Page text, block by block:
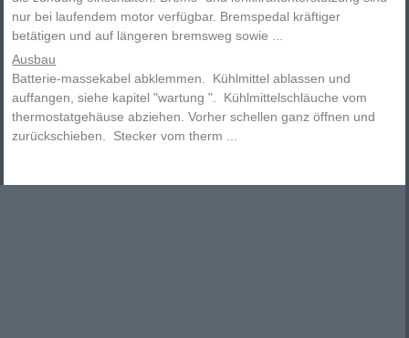
nur bei laufendem motor verfügbar. Bremspedal kräftiger
betätigen und auf längeren bremsweg sowie ...
Ausbau
Batterie-massekabel abklemmen. Kühlmittel ablassen und
auffangen, siehe kapitel "wartung ". Kühlmittelschläuche vom
thermostatgehäuse abziehen. Vorher schellen ganz öffnen und
zurückschieben. Stecker vom therm ...